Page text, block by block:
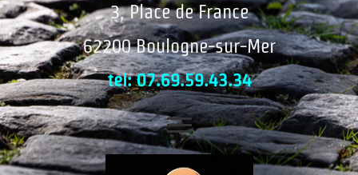
3, Place de France
62200 Boulogne-sur-Mer
tel: 07.69.59.43.34